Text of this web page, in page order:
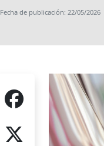
Fecha de publicación: 22/05/2026